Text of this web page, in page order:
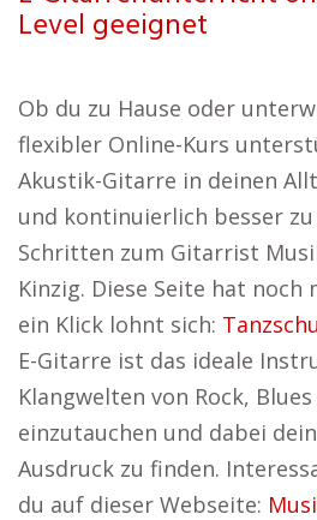
Level geeignet
Ob du zu Hause oder
flexibler Online-Kurs
Akustik-Gitarre in deinen
und kontinuierlich besser
Schritten zum Gitarrist
Kinzig. Diese Seite hat noch
ein Klick lohnt sich:
E-Gitarre ist das ideale
Klangwelten von Rock, Blues
einzutauchen und dabei
Ausdruck zu finden.
du auf dieser Webseite: